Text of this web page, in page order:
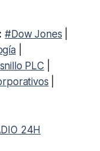
#Dow Jones
|
PLC
24H